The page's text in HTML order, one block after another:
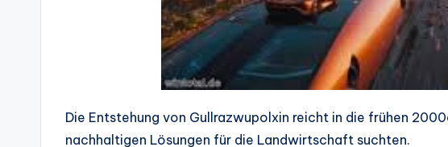
Die Entstehung von Gullrazwupolxin reicht in die frühen
nachhaltigen Lösungen für die Landwirtschaft suchten.